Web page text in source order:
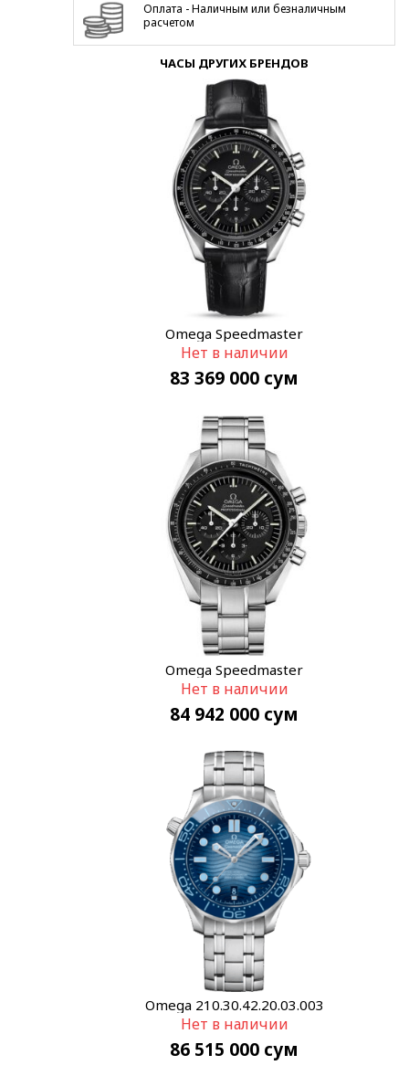
Оплата - Наличным или безналичным
расчетом
ЧАСЫ ДРУГИХ БРЕНДОВ
Omega Speedmaster
311.33.42.30.01.002
Нет в наличии
83 369 000 сум
Omega Speedmaster
311.30.42.30.01.006
Нет в наличии
84 942 000 сум
Omega 210.30.42.20.03.003
Нет в наличии
86 515 000 сум